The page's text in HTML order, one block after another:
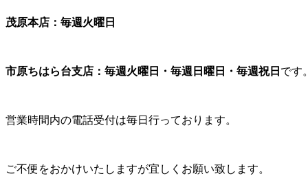
茂原本店：毎週火曜日
市原ちはら台支店：毎週火曜日・毎週日曜日・毎週祝日 です
営業時間内の電話受付は毎日行っております。
ご不便をおかけいたしますが宜しくお願い致します。